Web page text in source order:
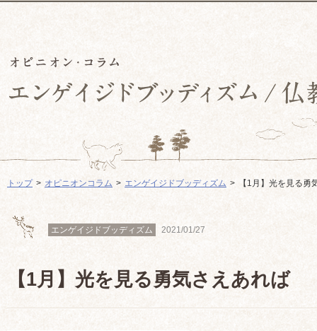
トップ オピニオンコラム エンゲイジドブッディズム 【1月】光を見る勇
エンゲイジドブッディズム 2021/01/27
【1月】光を見る勇気さえあれば